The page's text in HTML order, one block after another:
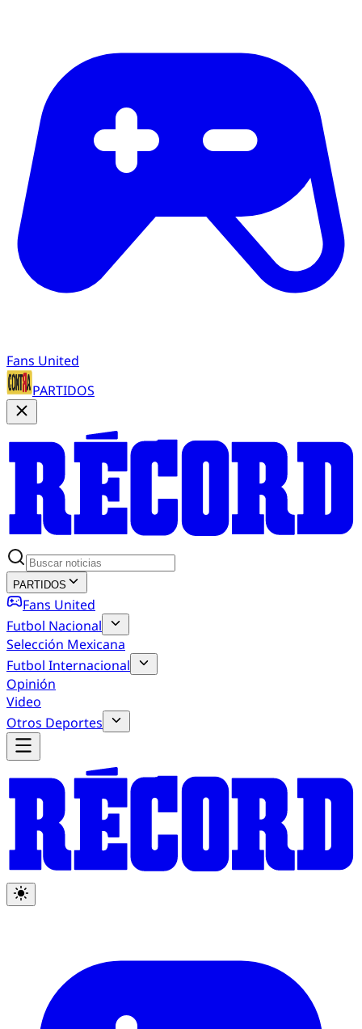
Fans United
PARTIDOS
PARTIDOS
Fans United
Futbol Nacional
Selección Mexicana
Futbol Internacional
Opinión
Video
Otros Deportes